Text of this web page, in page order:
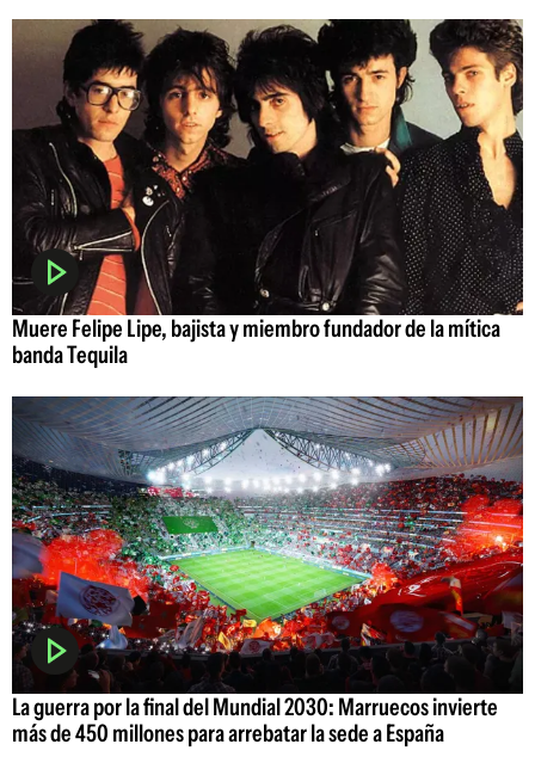
Muere Felipe Lipe, bajista y miembro fundador de la mítica
banda Tequila
La guerra por la final del Mundial 2030: Marruecos invierte
más de 450 millones para arrebatar la sede a España